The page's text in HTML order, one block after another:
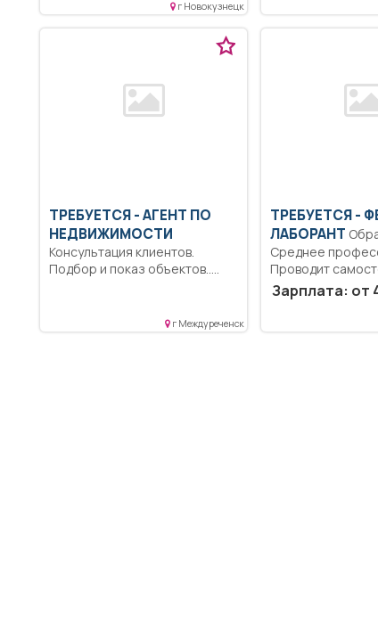
г Новокузнецк
ТРЕБУЕТСЯ - АГЕНТ ПО
НЕДВИЖИМОСТИ
Консультация клиентов.
Подбор и показ объектов..
г Междуреченск
ТРЕБУЕТСЯ -
ЛАБОРАНТ
Среднее
Проводит
химические
Зарплата: от